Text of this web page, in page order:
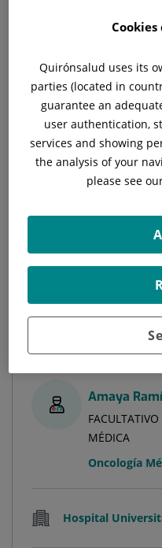
Álvaro Juan
Nefrología
Hospital
Ver ficha
Amaya
MÉDICA
Oncología
Hospital
Quirónsalud uses its
parties (located in
guarantee an
user authentication,
services and showing
the analysis of your
please see